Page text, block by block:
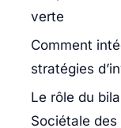
verte
Comment
stratégies
Le rôle du
Sociétale des